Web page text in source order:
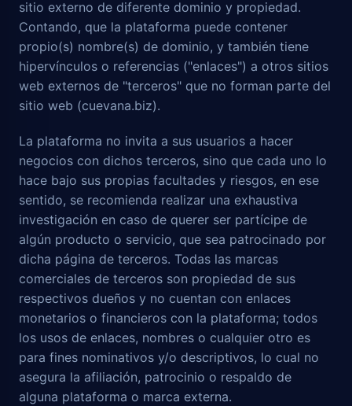
sitio externo de diferente dominio y propiedad.
Contando, que la plataforma puede contener
propio(s) nombre(s) de dominio, y también tiene
hipervínculos o referencias ("enlaces") a otros sitios
web externos de "terceros" que no forman parte del
sitio web (cuevana.biz).
La plataforma no invita a sus usuarios a hacer
negocios con dichos terceros, sino que cada uno lo
hace bajo sus propias facultades y riesgos, en ese
sentido, se recomienda realizar una exhaustiva
investigación en caso de querer ser partícipe de
algún producto o servicio, que sea patrocinado por
dicha página de terceros. Todas las marcas
comerciales de terceros son propiedad de sus
respectivos dueños y no cuentan con enlaces
monetarios o financieros con la plataforma; todos
los usos de enlaces, nombres o cualquier otro es
para fines nominativos y/o descriptivos, lo cual no
asegura la afiliación, patrocinio o respaldo de
alguna plataforma o marca externa.